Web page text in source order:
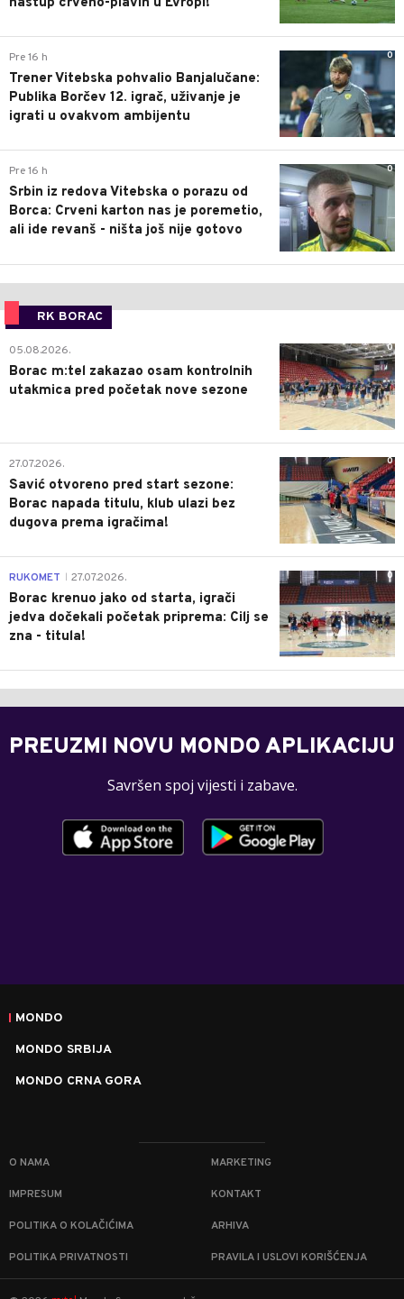
0
Pre 16 h
Trener Vitebska pohvalio Banjalučane:
Publika Borčev 12. igrač, uživanje je
igrati u ovakvom ambijentu
0
Pre 16 h
Srbin iz redova Vitebska o porazu od
Borca: Crveni karton nas je poremetio,
ali ide revanš - ništa još nije gotovo
RK BORAC
0
05.08.2026.
Borac m:tel zakazao osam kontrolnih
utakmica pred početak nove sezone
0
27.07.2026.
Savić otvoreno pred start sezone:
Borac napada titulu, klub ulazi bez
dugova prema igračima!
0
RUKOMET 27.07.2026.
Borac krenuo jako od starta, igrači
jedva dočekali početak priprema: Cilj se
zna - titula!
PREUZMI NOVU MONDO APLIKACIJU
Savršen spoj vijesti i zabave.
MONDO
MONDO SRBIJA
MONDO CRNA GORA
O NAMA MARKETING
IMPRESUM KONTAKT
POLITIKA O KOLAČIĆIMA ARHIVA
POLITIKA PRIVATNOSTI PRAVILA I USLOVI KORIŠĆENJA